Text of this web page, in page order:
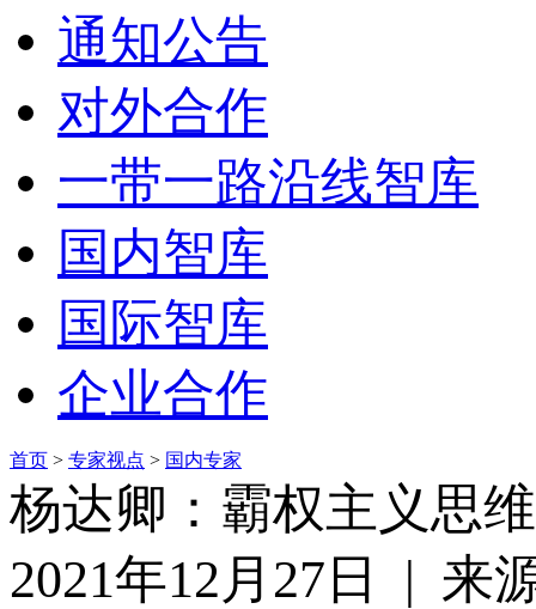
通知公告
对外合作
一带一路沿线智库
国内智库
国际智库
企业合作
首页 > 专家视点 > 国内专家
杨达卿：霸权主义思
2021年12月27日 | 来